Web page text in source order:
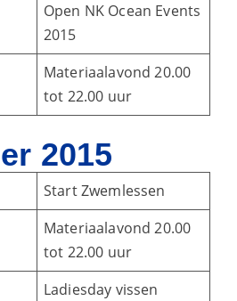
Open NK Ocean Events
2015
Materiaalavond 20.00
tot 22.00 uur
2015
Start Zwemlessen
Materiaalavond 20.00
tot 22.00 uur
Ladiesday vissen